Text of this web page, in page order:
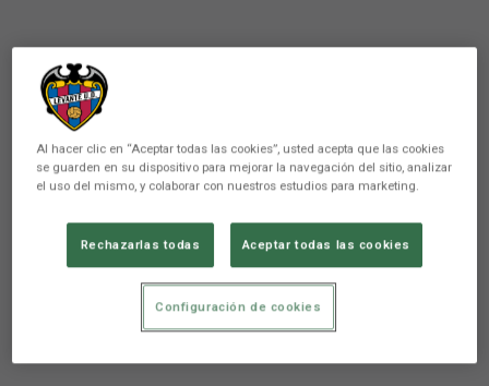
Al hacer clic en “Aceptar todas las cookies”, usted acepta que las cookies
se guarden en su dispositivo para mejorar la navegación del sitio, analizar
el uso del mismo, y colaborar con nuestros estudios para marketing.
Rechazarlas todas Aceptar todas las cookies
Configuración de cookies